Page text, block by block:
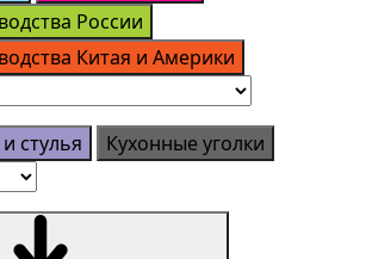
России
Китая и Америки
стулья Кухонные уголки